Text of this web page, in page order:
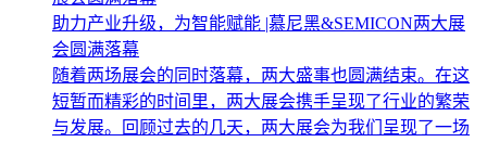
助力产业升级，为智能赋能 |慕尼黑&SEMICON两大展
会圆满落幕
随着两场展会的同时落幕，两大盛事也圆满结束。在这
短暂而精彩的时间里，两大展会携手呈现了行业的繁荣
与发展。回顾过去的几天，两大展会为我们呈现了一场